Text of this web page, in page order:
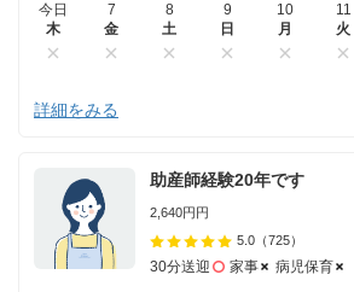
今日
木
7
金
8
土
9
日
10
月
11
火
詳細をみる
助産師経験20年です
2,640円円
5.0 （725）
30分送迎 家事 病児保育